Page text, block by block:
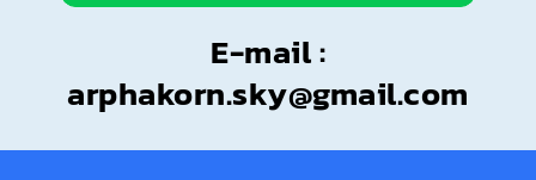
E-mail :
arphakorn.sky@gmail.com